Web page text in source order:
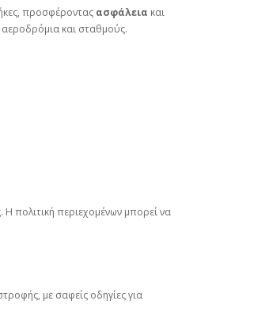
προσφέροντας ασφάλεια και
και σταθμούς.
πολιτική περιεχομένων μπορεί να
με σαφείς οδηγίες για